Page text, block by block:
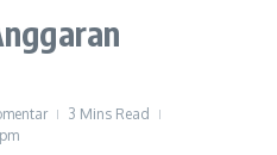
3 Mins Read